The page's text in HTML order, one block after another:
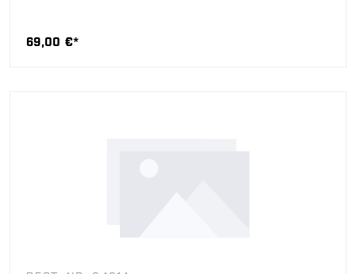
69,00 €*